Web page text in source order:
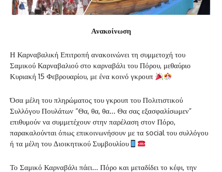
Ανακοίνωση
Η Καρναβαλική Επιτροπή ανακοινώνει τη συμμετοχή του
Σαμικού Καρναβαλιού στο καρναβάλι του Πόρου, μεθαύριο
Κυριακή 15 Φεβρουαρίου, με ένα κοινό γκρουπ
Όσα μέλη του πληρώματος του γκρουπ του Πολιτιστικού
Συλλόγου Πουλάτων “Θα, θα, θα… Θα σας εξασφαλίσωμεν”
επιθυμούν να συμμετέχουν στην παρέλαση στον Πόρο,
παρακαλούνται όπως επικοινωνήσουν με τα social του συλλόγου
ή τα μέλη του Διοικητικού Συμβουλίου
Το Σαμικό Καρναβάλι πάει… Πόρο και μεταδίδει το κέφι, την